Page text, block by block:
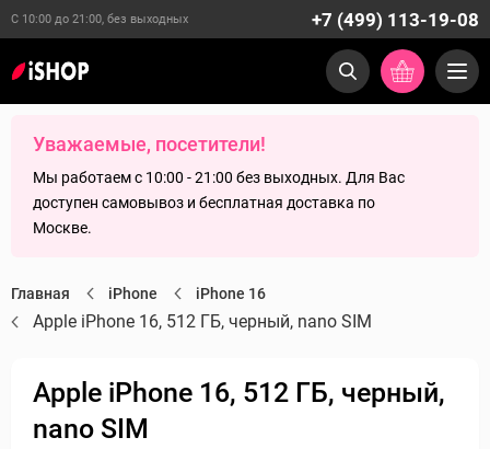
С 10:00 до 21:00, без выходных +7 (499) 113-19-08
Уважаемые, посетители!
Мы работаем с 10:00 - 21:00 без выходных. Для Вас
доступен самовывоз и бесплатная доставка по
Москве.
Главная iPhone iPhone 16
Apple iPhone 16, 512 ГБ, черный, nano SIM
Apple iPhone 16, 512 ГБ, черный,
nano SIM